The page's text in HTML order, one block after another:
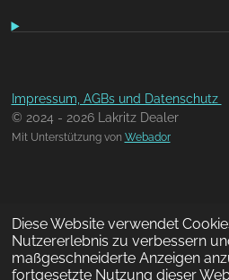
Diese Website verwendet
Nutzererlebnis zu verbessern
maßgeschneiderte Anzeigen
fortgesetzte Nutzung dieser
Impressum, AGBs und Datenschutz
© 2024 - 2026 Lakritz Dealer
Mit Unterstützung von Webador